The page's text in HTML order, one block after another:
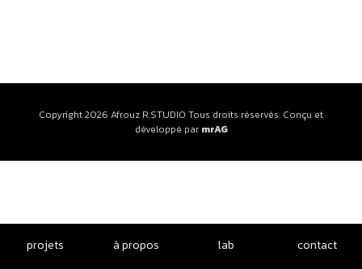
Copyright 2026 Afrouz R.STUDIO Tous droits réservés. Conçu et
développé par mrAG
projets à propos lab contact